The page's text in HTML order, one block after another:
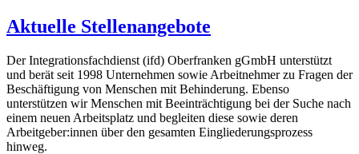
Aktuelle Stellenangebote
Der Integrationsfachdienst (ifd) Oberfranken gGmbH unterstützt
und berät seit 1998 Unternehmen sowie Arbeitnehmer zu Fragen der
Beschäftigung von Menschen mit Behinderung. Ebenso
unterstützen wir Menschen mit Beeinträchtigung bei der Suche nach
einem neuen Arbeitsplatz und begleiten diese sowie deren
Arbeitgeber:innen über den gesamten Eingliederungsprozess
hinweg.